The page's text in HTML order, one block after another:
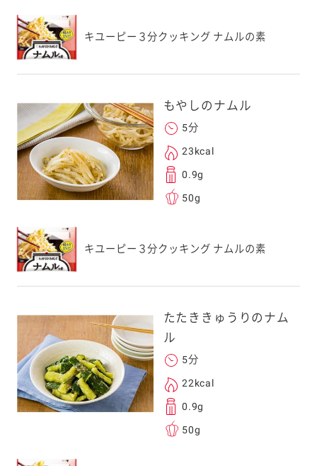
キユーピー３分クッキング ナムルの素
もやしのナムル
5分
23kcal
0.9g
50g
キユーピー３分クッキング ナムルの素
たたききゅうりのナム
ル
5分
22kcal
0.9g
50g